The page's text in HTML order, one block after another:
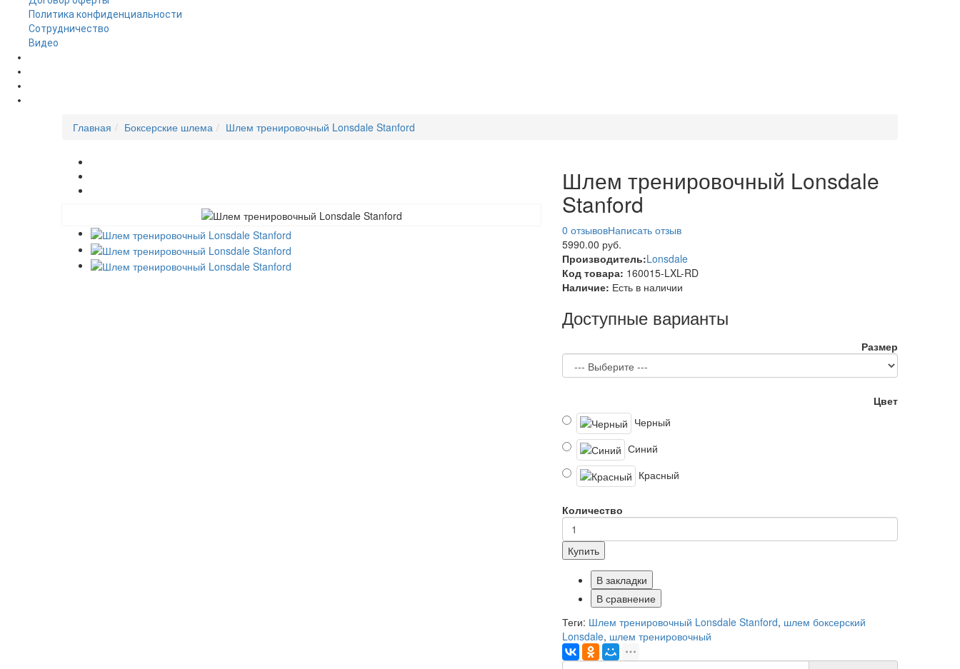
Политика конфиденциальности
Сотрудничество
Видео
Главная Боксерские шлема Шлем тренировочный Lonsdale Stanford
Шлем тренировочный Lonsdale
Stanford
0 отзывовНаписать отзыв
5990.00 руб.
Производитель:Lonsdale
Код товара: 160015-LXL-RD
Наличие: Есть в наличии
Доступные варианты
Размер
Цвет
Черный
Синий
Красный
Количество
Купить
В закладки
В сравнение
Теги: Шлем тренировочный Lonsdale Stanford, шлем боксерский
Lonsdale, шлем тренировочный